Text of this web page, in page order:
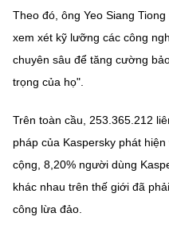
website này)
Theo đó, ông Yeo Siang
xem xét kỹ lưỡng các công
chuyên sâu để tăng cường
trọng của họ".
Trên toàn cầu, 253.365.212
pháp của Kaspersky phát
cộng, 8,20% người dùng
khác nhau trên thế giới đã
công lừa đảo.